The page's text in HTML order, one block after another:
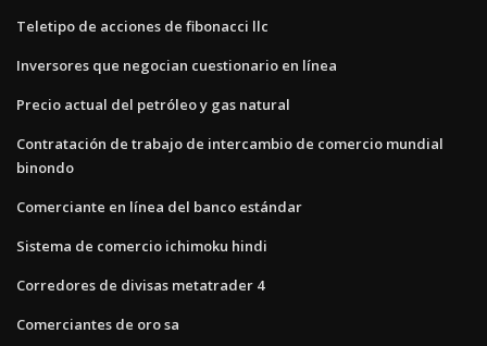
Teletipo de acciones de fibonacci llc
Inversores que negocian cuestionario en línea
Precio actual del petróleo y gas natural
Contratación de trabajo de intercambio de comercio mundial
binondo
Comerciante en línea del banco estándar
Sistema de comercio ichimoku hindi
Corredores de divisas metatrader 4
Comerciantes de oro sa